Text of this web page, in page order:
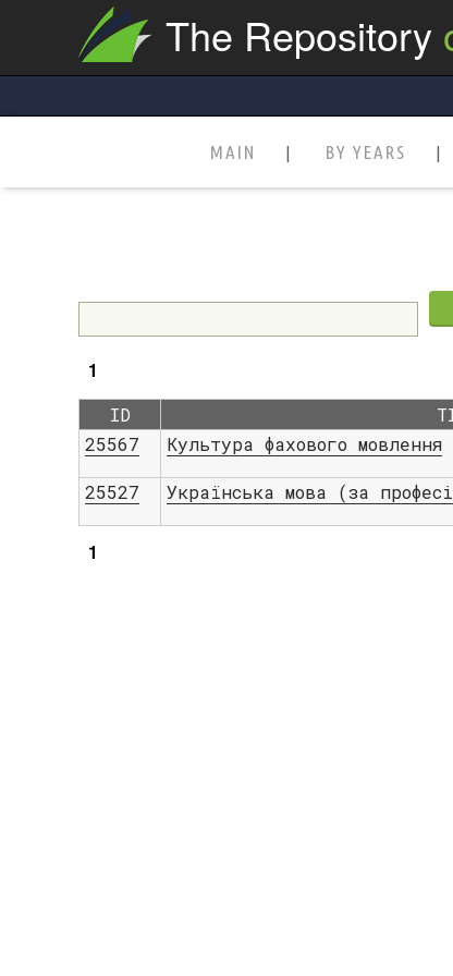
The Repository
MAIN BY YEARS
1
ID
25567
Культура фахового мовлення
25527 Українська мова (за
1